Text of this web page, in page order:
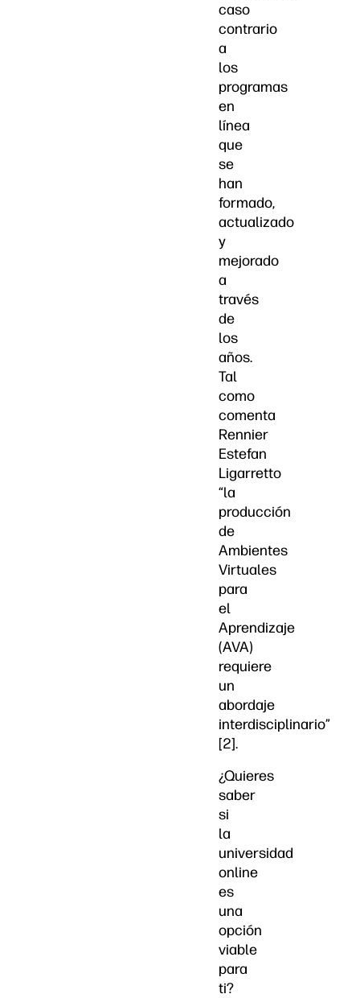
caso
contrario
a
los
programas
en
línea
que
se
han
formado,
actualizado
y
mejorado
a
través
de
los
años.
Tal
como
comenta
Rennier
Estefan
Ligarretto
“la
producción
de
Ambientes
Virtuales
para
el
Aprendizaje
(AVA)
requiere
un
abordaje
interdisciplinario”
[2].
¿Quieres
saber
si
la
universidad
online
es
una
opción
viable
para
ti?